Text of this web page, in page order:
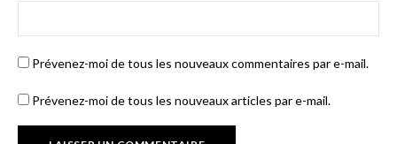
Prévenez-moi de tous les nouveaux commentaires par e-mail.
Prévenez-moi de tous les nouveaux articles par e-mail.